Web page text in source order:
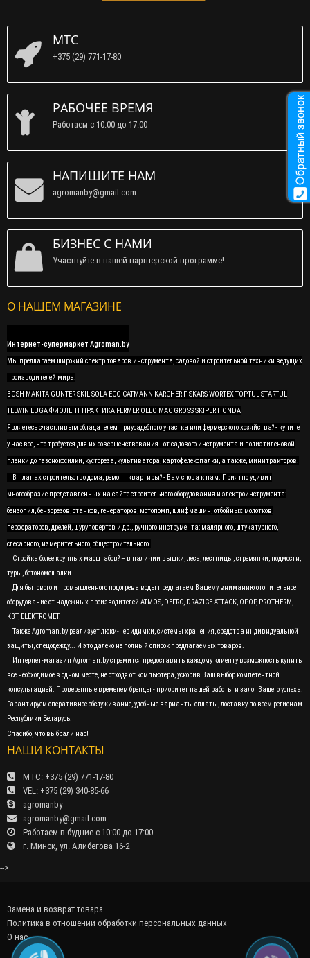
МТС
+375 (29) 771-17-80
РАБОЧЕЕ ВРЕМЯ
Работаем c 10:00 до 17:00
НАПИШИТЕ НАМ
agromanby@gmail.com
БИЗНЕС С НАМИ
Участвуйте в нашей партнерской программе!
О НАШЕМ МАГАЗИНЕ
Интернет-супермаркет Agroman.by
Мы предлагаем широкий спектр товаров инструмента, садовой и строительной техники ведущих
производителей мира:
BOSH MAKITA GUNTER SKIL SOLA ECO CATMANN KARCHER FISKARS WORTEX TOPTUL STARTUL
TELWIN LUGA ФИОЛЕНТ ПРАКТИКА FERMER OLEO MAC GROSS SKIPER HONDA
Являетесь счастливым обладателем приусадебного участка или фермерского хозяйства? - купите
у нас все, что требуется для их совершенствования - от садового инструмента и полиэтиленовой
пленки до газонокосилки, кустореза, культиватора, картофелекопалки, а также, минитракторов.
В планах строительство дома, ремонт квартиры? - Вам снова к нам. Приятно удивит
многообразие представленных на сайте строительного оборудования и электроинструмента:
бензопил, бензорезов, станков, генераторов, мотопомп, шлифмашин, отбойных молотков,
перфораторов, дрелей, шуруповертов и др., ручного инструмента: малярного, штукатурного,
слесарного, измерительного, общестроительного.
Стройка более крупных масштабов? – в наличии вышки, леса, лестницы, стремянки, подмости,
туры, бетономешалки.
Для бытового и промышленного подогрева воды предлагаем Вашему вниманию отопительное
оборудование от надежных производителей ATMOS, DEFRO, DRAZICE ATTACK, OPOP, PROTHERM,
KBT, ELEKTROMET.
Также Agroman.by реализует люки-невидимки, системы хранения, средства индивидуальной
защиты, спецодежду... И это далеко не полный список предлагаемых товаров.
Интернет-магазин Agroman.by стремится предоставить каждому клиенту возможность купить
все необходимое в одном месте, не отходя от компьютера, ускорив Ваш выбор компетентной
консультацией. Проверенные временем бренды - приоритет нашей работы и залог Вашего успеха!
Гарантируем оперативное обслуживание, удобные варианты оплаты, доставку по всем регионам
Республики Беларусь.
Спасибо, что выбрали нас!
НАШИ КОНТАКТЫ
МТС: +375 (29) 771-17-80
VEL: +375 (29) 340-85-66
agromanby
agromanby@gmail.com
Работаем в будние с 10:00 до 17:00
г. Минск, ул. Алибегова 16-2
-->
Замена и возврат товара
Политика в отношении обработки персональных данных
О нас